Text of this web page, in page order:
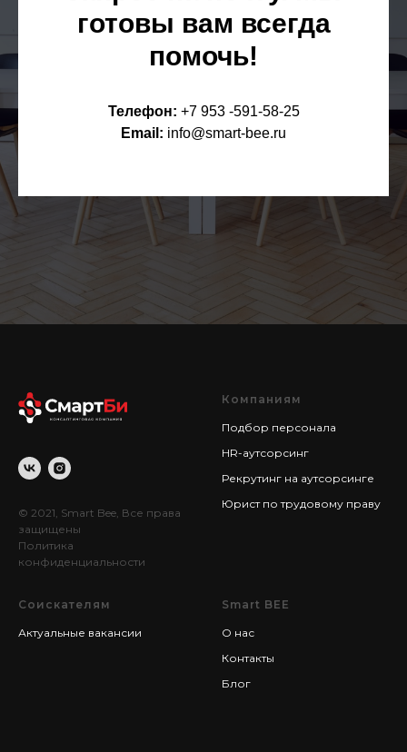
готовы вам всегда
помочь!
Телефон: +7 953 -591-58-25
Email: info@smart-bee.ru
© 2021, Smart Bee, Все права
защищены
Политика
конфиденциальности
Компаниям
Подбор персонала
HR-аутсорсинг
Рекрутинг на аутсорсинге
Юрист по трудовому праву
Соискателям
Актуальные вакансии
Smart BEE
О нас
Контакты
Блог